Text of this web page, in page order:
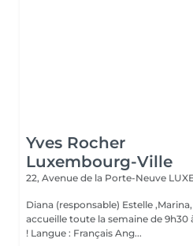
Yves Rocher
Luxembourg-Ville
22, Avenue de la Porte-Neuve
Diana (responsable) Estelle
accueille toute la semaine de 9h30
! Langue : Français Ang...